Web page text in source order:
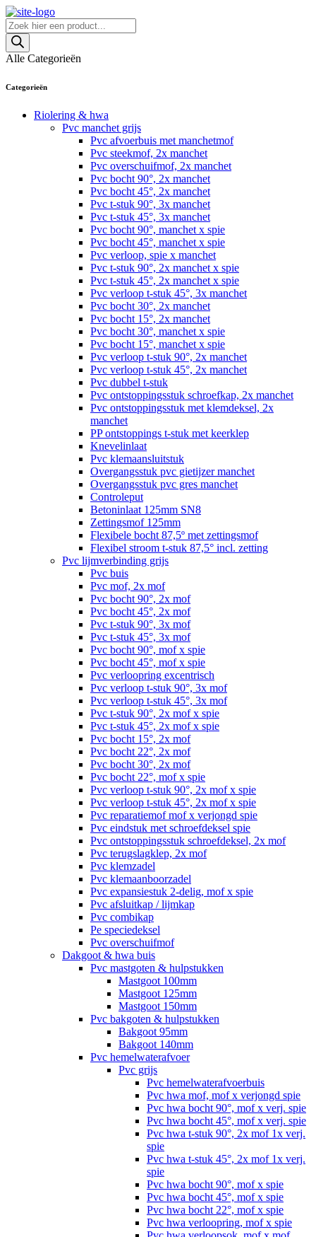
Skip
to
content
Producten
zoeken
Alle Categorieën
Categorieën
Riolering & hwa
Pvc manchet grijs
Pvc afvoerbuis met manchetmof
Pvc steekmof, 2x manchet
Pvc overschuifmof, 2x manchet
Pvc bocht 90°, 2x manchet
Pvc bocht 45°, 2x manchet
Pvc t-stuk 90°, 3x manchet
Pvc t-stuk 45°, 3x manchet
Pvc bocht 90°, manchet x spie
Pvc bocht 45°, manchet x spie
Pvc verloop, spie x manchet
Pvc t-stuk 90°, 2x manchet x spie
Pvc t-stuk 45°, 2x manchet x spie
Pvc verloop t-stuk 45°, 3x manchet
Pvc bocht 30°, 2x manchet
Pvc bocht 15°, 2x manchet
Pvc bocht 30°, manchet x spie
Pvc bocht 15°, manchet x spie
Pvc verloop t-stuk 90°, 2x manchet
Pvc verloop t-stuk 45°, 2x manchet
Pvc dubbel t-stuk
Pvc ontstoppingsstuk schroefkap, 2x manchet
Pvc ontstoppingsstuk met klemdeksel, 2x
manchet
PP ontstoppings t-stuk met keerklep
Knevelinlaat
Pvc klemaansluitstuk
Overgangsstuk pvc gietijzer manchet
Overgangsstuk pvc gres manchet
Controleput
Betoninlaat 125mm SN8
Zettingsmof 125mm
Flexibele bocht 87,5º met zettingsmof
Flexibel stroom t-stuk 87,5° incl. zetting
Pvc lijmverbinding grijs
Pvc buis
Pvc mof, 2x mof
Pvc bocht 90°, 2x mof
Pvc bocht 45°, 2x mof
Pvc t-stuk 90°, 3x mof
Pvc t-stuk 45°, 3x mof
Pvc bocht 90°, mof x spie
Pvc bocht 45°, mof x spie
Pvc verloopring excentrisch
Pvc verloop t-stuk 90°, 3x mof
Pvc verloop t-stuk 45°, 3x mof
Pvc t-stuk 90°, 2x mof x spie
Pvc t-stuk 45°, 2x mof x spie
Pvc bocht 15°, 2x mof
Pvc bocht 22°, 2x mof
Pvc bocht 30°, 2x mof
Pvc bocht 22°, mof x spie
Pvc verloop t-stuk 90°, 2x mof x spie
Pvc verloop t-stuk 45°, 2x mof x spie
Pvc reparatiemof mof x verjongd spie
Pvc eindstuk met schroefdeksel spie
Pvc ontstoppingsstuk schroefdeksel, 2x mof
Pvc terugslagklep, 2x mof
Pvc klemzadel
Pvc klemaanboorzadel
Pvc expansiestuk 2-delig, mof x spie
Pvc afsluitkap / lijmkap
Pvc combikap
Pe speciedeksel
Pvc overschuifmof
Dakgoot & hwa buis
Pvc mastgoten & hulpstukken
Mastgoot 100mm
Mastgoot 125mm
Mastgoot 150mm
Pvc bakgoten & hulpstukken
Bakgoot 95mm
Bakgoot 140mm
Pvc hemelwaterafvoer
Pvc grijs
Pvc hemelwaterafvoerbuis
Pvc hwa mof, mof x verjongd spie
Pvc hwa bocht 90°, mof x verj. spie
Pvc hwa bocht 45°, mof x verj. spie
Pvc hwa t-stuk 90°, 2x mof 1x verj.
spie
Pvc hwa t-stuk 45°, 2x mof 1x verj.
spie
Pvc hwa bocht 90°, mof x spie
Pvc hwa bocht 45°, mof x spie
Pvc hwa bocht 22°, mof x spie
Pvc hwa verloopring, mof x spie